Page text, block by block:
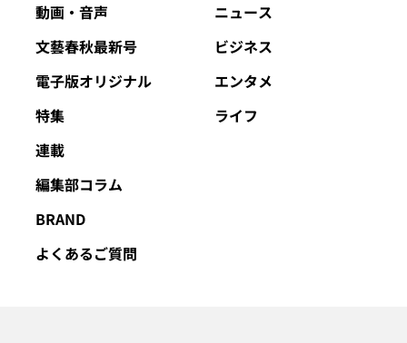
動画・音声
文藝春秋最新号
電子版オリジナル
特集
連載
編集部コラム
BRAND
よくあるご質問
ニュース
ビジネス
エンタメ
ライフ